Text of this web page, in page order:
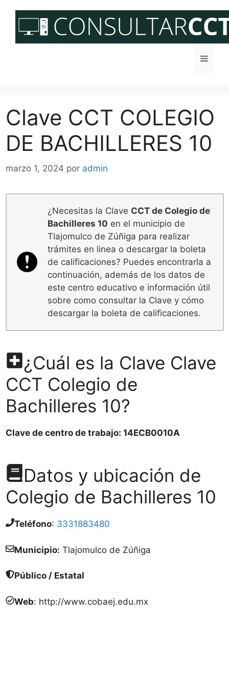
contenido
Menú
Clave CCT COLEGIO
DE BACHILLERES 10
marzo 1, 2024 por admin
¿Necesitas la Clave CCT de Colegio de
Bachilleres 10 en el municipio de
Tlajomulco de Zúñiga para realizar
trámites en linea o descargar la boleta
de calificaciones? Puedes encontrarla a
continuación, además de los datos de
este centro educativo e información útil
sobre como consultar la Clave y cómo
descargar la boleta de calificaciones.
¿Cuál es la Clave Clave
CCT Colegio de
Bachilleres 10?
Clave de centro de trabajo: 14ECB0010A
Datos y ubicación de
Colegio de Bachilleres 10
Teléfono: 3331883480
Municipio: Tlajomulco de Zúñiga
Público / Estatal
Web: http://www.cobaej.edu.mx